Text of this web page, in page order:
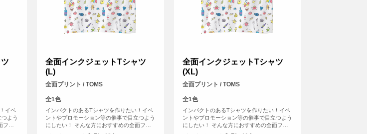
イベ
よう
ル
元か
全面インクジェットTシャツ
(L)
全面プリント / TOMS
全1色
インパクトのあるTシャツを作りたい！イベ
ントやプロモーション等の催事で目立つよう
にしたい！ そんな方におすすめの全面フル
カラープリントできるTシャツです。首元か
全面インクジェットTシャツ
(XL)
全面プリント / TOMS
全1色
インパクトのあるTシャツを作りたい！イベ
ントやプロモーション等の催事で目立つよう
にしたい！ そんな方におすすめの全面フル
カラープリントできるTシャツです。首元か